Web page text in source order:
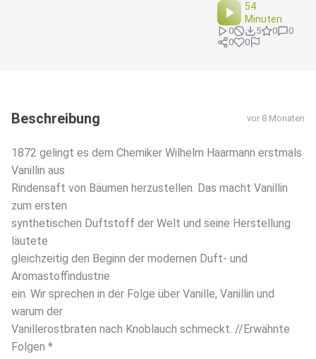
54
Minuten
0 5 0
0
0
0
Beschreibung vor 8 Monaten
1872 gelingt es dem Chemiker Wilhelm Haarmann erstmals
Vanillin aus
Rindensaft von Bäumen herzustellen. Das macht Vanillin
zum ersten
synthetischen Duftstoff der Welt und seine Herstellung
läutete
gleichzeitig den Beginn der modernen Duft- und
Aromastoffindustrie
ein. Wir sprechen in der Folge über Vanille, Vanillin und
warum der
Vanillerostbraten nach Knoblauch schmeckt. //Erwähnte
Folgen *